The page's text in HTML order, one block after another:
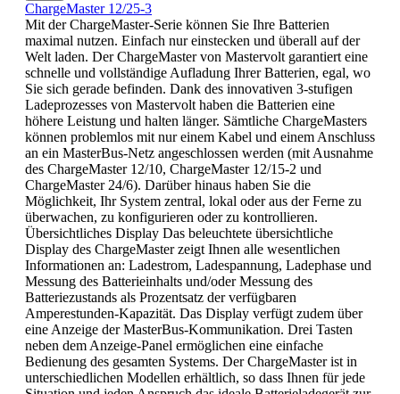
ChargeMaster 12/25-3
Mit der ChargeMaster-Serie können Sie Ihre Batterien
maximal nutzen. Einfach nur einstecken und überall auf der
Welt laden. Der ChargeMaster von Mastervolt garantiert eine
schnelle und vollständige Aufladung Ihrer Batterien, egal, wo
Sie sich gerade befinden. Dank des innovativen 3-stufigen
Ladeprozesses von Mastervolt haben die Batterien eine
höhere Leistung und halten länger. Sämtliche ChargeMasters
können problemlos mit nur einem Kabel und einem Anschluss
an ein MasterBus-Netz angeschlossen werden (mit Ausnahme
des ChargeMaster 12/10, ChargeMaster 12/15-2 und
ChargeMaster 24/6). Darüber hinaus haben Sie die
Möglichkeit, Ihr System zentral, lokal oder aus der Ferne zu
überwachen, zu konfigurieren oder zu kontrollieren.
Übersichtliches Display Das beleuchtete übersichtliche
Display des ChargeMaster zeigt Ihnen alle wesentlichen
Informationen an: Ladestrom, Ladespannung, Ladephase und
Messung des Batterieinhalts und/oder Messung des
Batteriezustands als Prozentsatz der verfügbaren
Amperestunden-Kapazität. Das Display verfügt zudem über
eine Anzeige der MasterBus-Kommunikation. Drei Tasten
neben dem Anzeige-Panel ermöglichen eine einfache
Bedienung des gesamten Systems. Der ChargeMaster ist in
unterschiedlichen Modellen erhältlich, so dass Ihnen für jede